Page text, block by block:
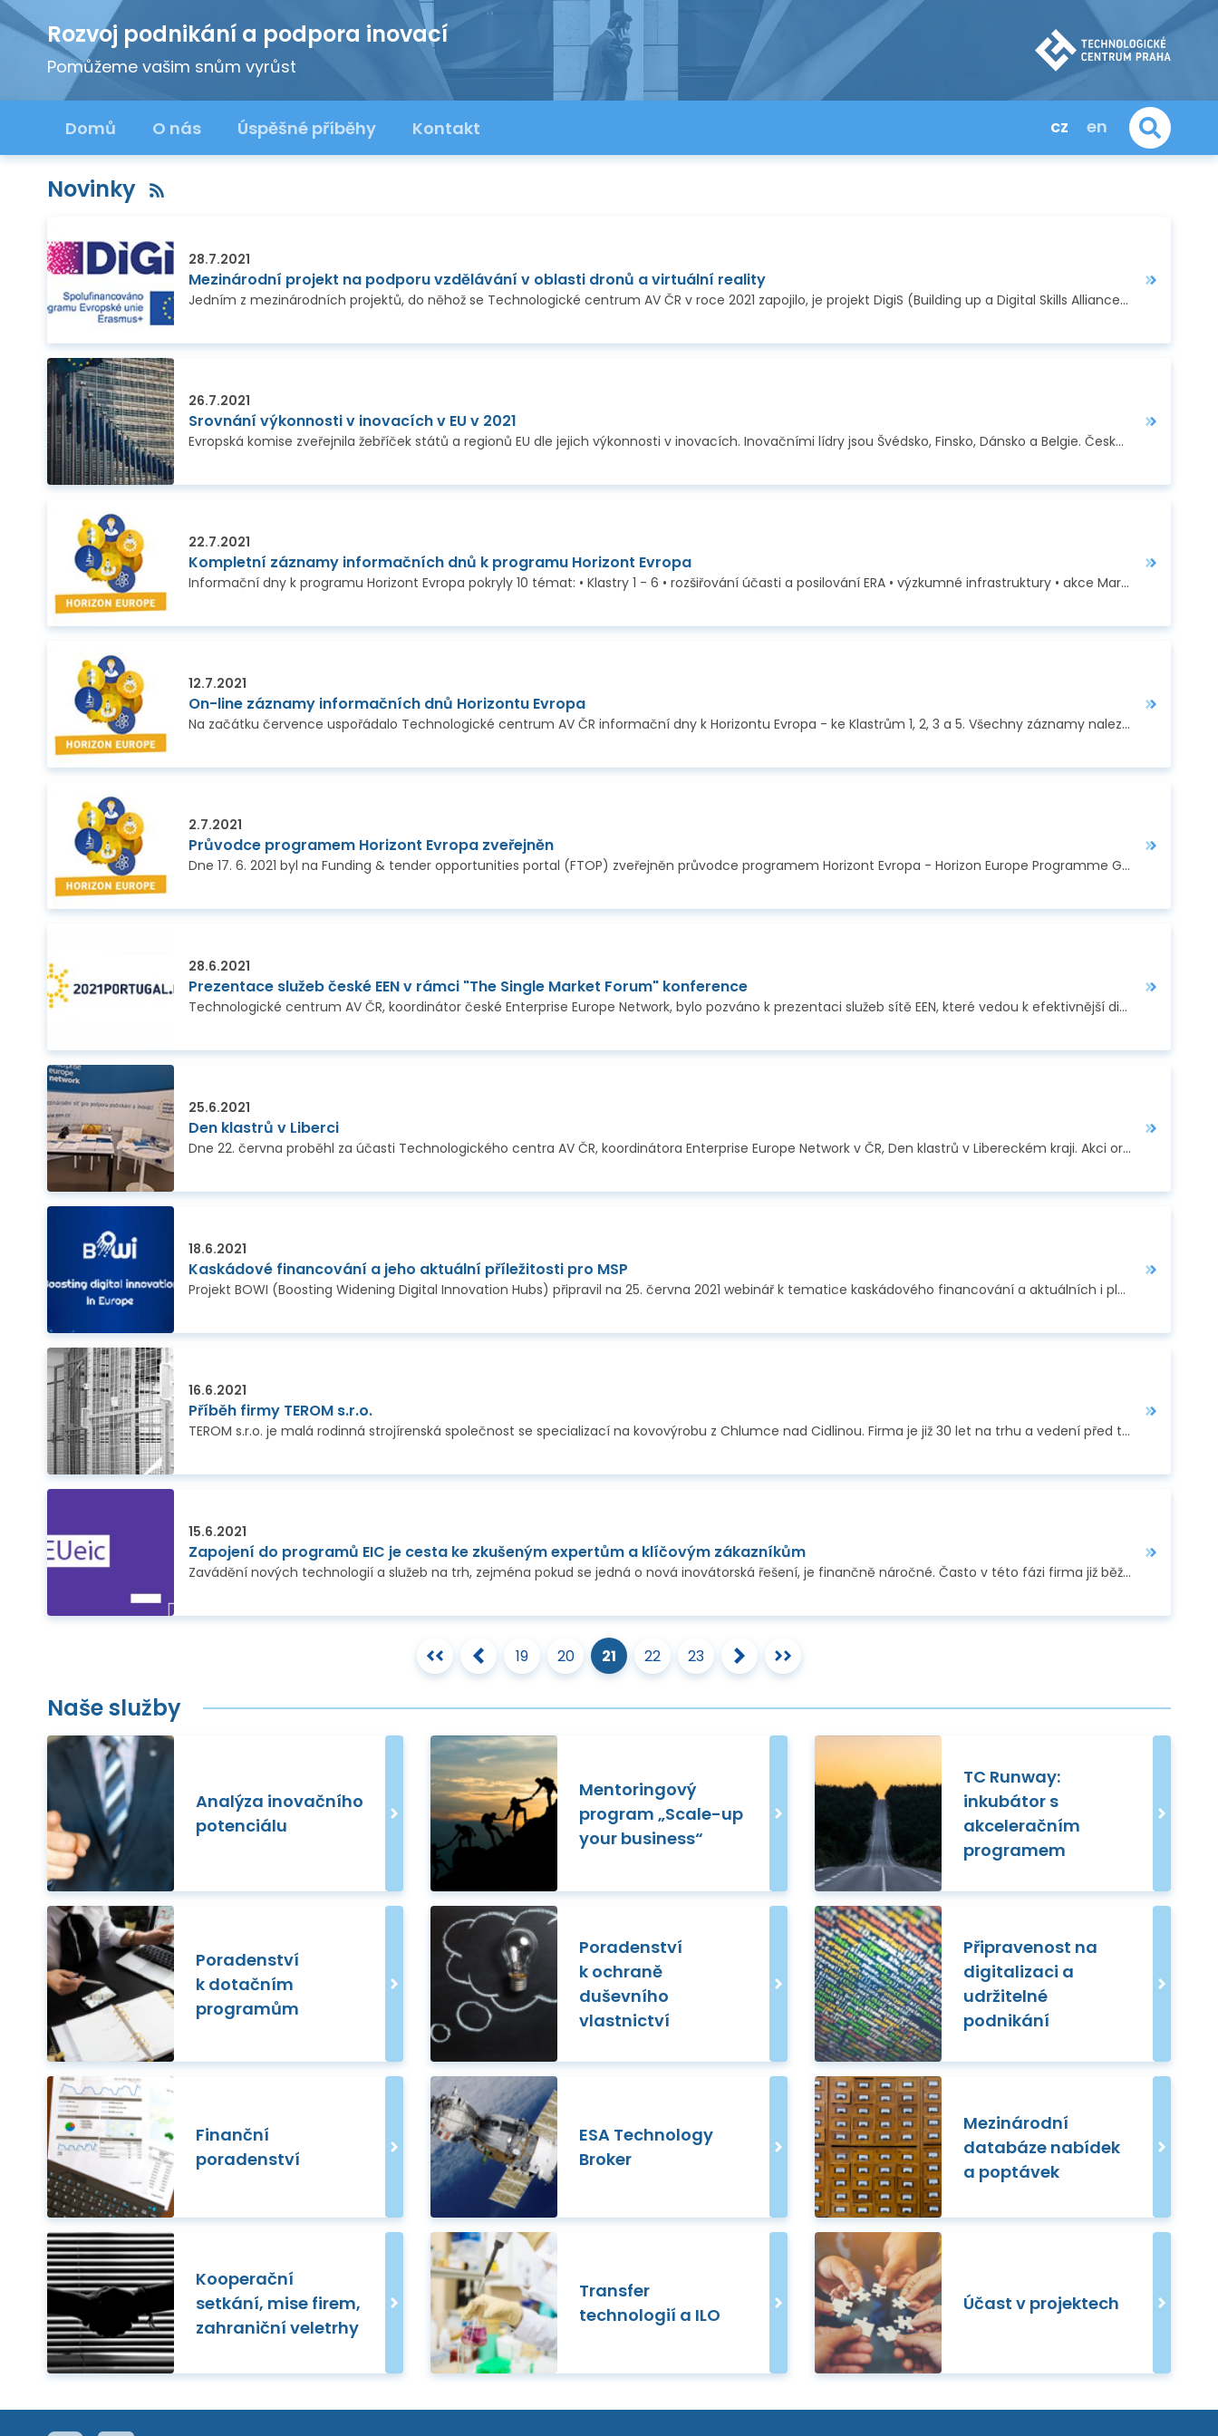
Rozvoj podnikání a podpora inovací
Pomůžeme vašim snům vyrůst
Domů O nás Úspěšné příběhy Kontakt cz en
Novinky
28.7.2021
Mezinárodní projekt na podporu vzdělávání v oblasti dronů a virtuální reality
Jedním z mezinárodních projektů, do něhož se Technologické centrum AV ČR v roce 2021 zapojilo, je projekt DigiS (Building up a Digital Skills Alliance for the…
26.7.2021
Srovnání výkonnosti v inovacích v EU v 2021
Evropská komise zveřejnila žebříček států a regionů EU dle jejich výkonnosti v inovacích. Inovačními lídry jsou Švédsko, Finsko, Dánsko a Belgie. Česká…
22.7.2021
Kompletní záznamy informačních dnů k programu Horizont Evropa
Informační dny k programu Horizont Evropa pokryly 10 témat: • Klastry 1 - 6 • rozšiřování účasti a posilování ERA • výzkumné infrastruktury • akce Marie…
12.7.2021
On-line záznamy informačních dnů Horizontu Evropa
Na začátku července uspořádalo Technologické centrum AV ČR informační dny k Horizontu Evropa - ke Klastrům 1, 2, 3 a 5. Všechny záznamy naleznete ZDE.
2.7.2021
Průvodce programem Horizont Evropa zveřejněn
Dne 17. 6. 2021 byl na Funding & tender opportunities portal (FTOP) zveřejněn průvodce programem Horizont Evropa - Horizon Europe Programme Guide. Průvodce má…
28.6.2021
Prezentace služeb české EEN v rámci "The Single Market Forum" konference
Technologické centrum AV ČR, koordinátor české Enterprise Europe Network, bylo pozváno k prezentaci služeb sítě EEN, které vedou k efektivnější digitalizaci…
25.6.2021
Den klastrů v Liberci
Dne 22. června proběhl za účasti Technologického centra AV ČR, koordinátora Enterprise Europe Network v ČR, Den klastrů v Libereckém kraji. Akci organizovala…
18.6.2021
Kaskádové financování a jeho aktuální příležitosti pro MSP
Projekt BOWI (Boosting Widening Digital Innovation Hubs) připravil na 25. června 2021 webinář k tematice kaskádového financování a aktuálních i plánovaných…
16.6.2021
Příběh firmy TEROM s.r.o.
TEROM s.r.o. je malá rodinná strojírenská společnost se specializací na kovovýrobu z Chlumce nad Cidlinou. Firma je již 30 let na trhu a vedení před třemi lety…
15.6.2021
Zapojení do programů EIC je cesta ke zkušeným expertům a klíčovým zákazníkům
Zavádění nových technologií a služeb na trh, zejména pokud se jedná o nová inovátorská řešení, je finančně náročné. Často v této fázi firma již běží naplno…
19 20 21 22 23
Naše služby
Analýza inovačního
potenciálu
Mentoringový
program „Scale-up
your business“
TC Runway:
inkubátor s
akceleračním
programem
Poradenství
k dotačním
programům
Poradenství
k ochraně
duševního
vlastnictví
Připravenost na
digitalizaci a
udržitelné
podnikání
Finanční
poradenství
ESA Technology
Broker
Mezinárodní
databáze nabídek
a poptávek
Kooperační
setkání, mise firem,
zahraniční veletrhy
Transfer
technologií a ILO
Účast v projektech